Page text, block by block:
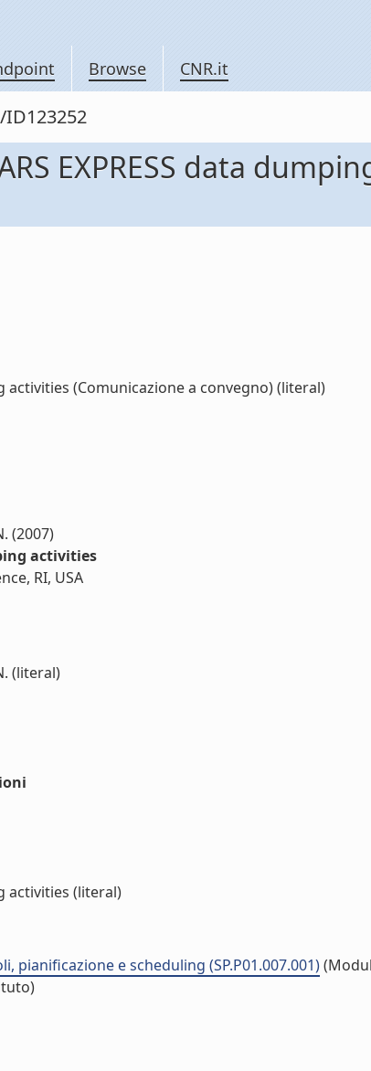
Browse CNR.it
EXPRESS data
activities (Comunicazione a convegno) (literal)
(2007)
activities
RI, USA
(literal)
activities (literal)
e scheduling (SP.P01.007.001)